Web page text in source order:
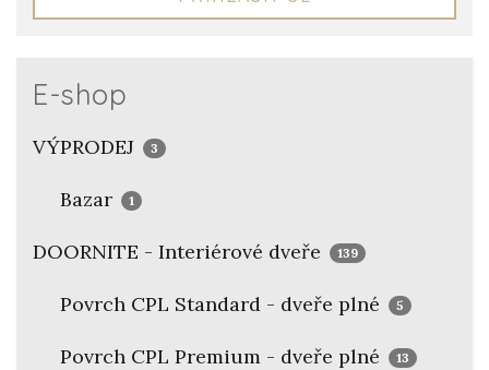
E-shop
VÝPRODEJ 3
Bazar 1
DOORNITE - Interiérové dveře 139
Povrch CPL Standard - dveře plné 5
Povrch CPL Premium - dveře plné 13